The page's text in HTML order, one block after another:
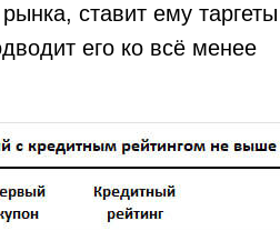
ставит ему таргеты
его ко всё менее